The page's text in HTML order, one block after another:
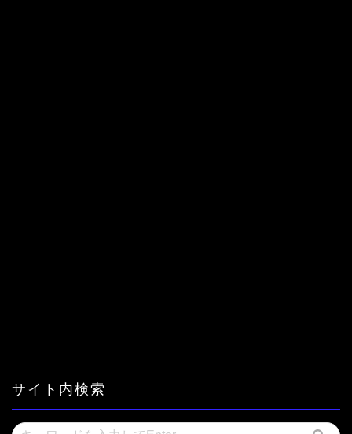
サイト内検索